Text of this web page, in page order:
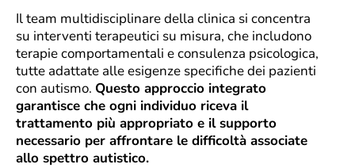
Il team multidisciplinare della clinica si concentra
su interventi terapeutici su misura, che includono
terapie comportamentali e consulenza psicologica,
tutte adattate alle esigenze specifiche dei pazienti
con autismo. Questo approccio integrato
garantisce che ogni individuo riceva il
trattamento più appropriato e il supporto
necessario per affrontare le difficoltà associate
allo spettro autistico.